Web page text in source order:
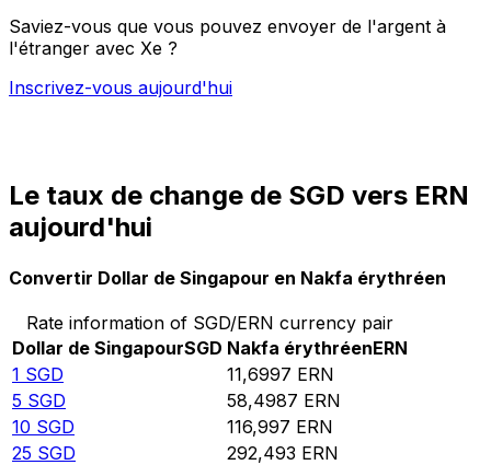
Saviez-vous que vous pouvez envoyer de l'argent à
l'étranger avec Xe ?
Inscrivez-vous aujourd'hui
Le taux de change de SGD vers ERN
aujourd'hui
Convertir Dollar de Singapour en Nakfa érythréen
Rate information of SGD/ERN currency pair
Dollar de SingapourSGD Nakfa érythréenERN
1 SGD 11,6997 ERN
5 SGD 58,4987 ERN
10 SGD 116,997 ERN
25 SGD 292,493 ERN